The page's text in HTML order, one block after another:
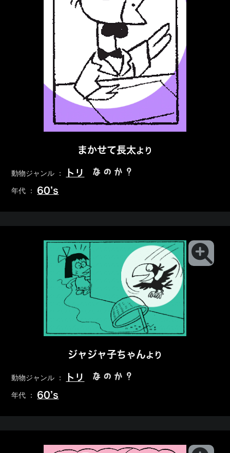
まかせて長太より
動物ジャンル ： トリ なのか？
年代 ： 60’s
ジャジャ子ちゃんより
動物ジャンル ： トリ なのか？
年代 ： 60’s